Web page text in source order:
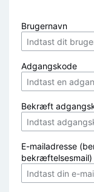
Brugernavn
Adgangskode
Bekræft
E-mailadresse
bekræftelsesmail)